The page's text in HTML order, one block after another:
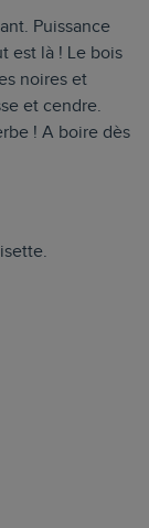
Puissance
est là ! Le bois
noires et
et cendre.
! A boire dès